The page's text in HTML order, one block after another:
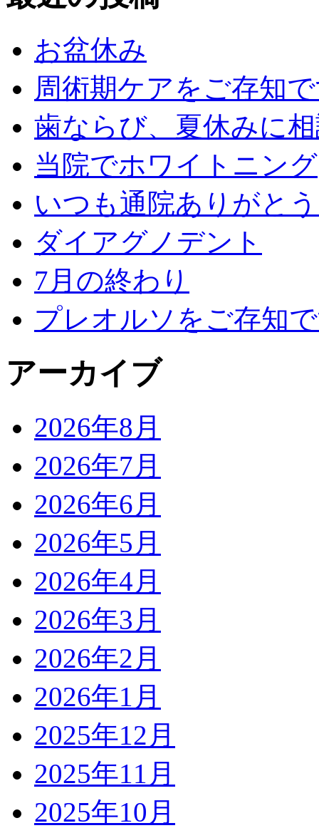
お盆休み
周術期ケアをご存知
歯ならび、夏休みに
当院でホワイトニング
いつも通院ありがと
ダイアグノデント
7月の終わり
プレオルソをご存知
アーカイブ
2026年8月
2026年7月
2026年6月
2026年5月
2026年4月
2026年3月
2026年2月
2026年1月
2025年12月
2025年11月
2025年10月